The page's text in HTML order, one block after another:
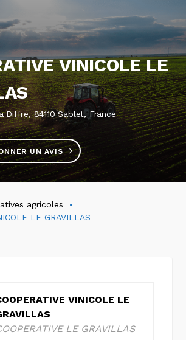
VINICOLE LE
Diffre, 84110 Sablet, France
UN AVIS
agricoles
LE GRAVILLAS
VINICOLE LE
LE GRAVILLAS